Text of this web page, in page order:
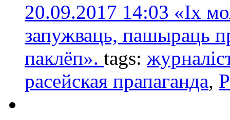
20.09.2017 14:03 «Іх
запужваць, пашыраць
паклёп». tags:
расейская прапагандa,